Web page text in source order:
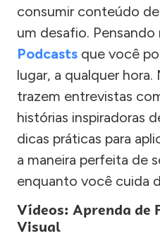
consumir conteúdo
um desafio. Pensando
Podcasts que você
lugar, a qualquer
trazem entrevistas
histórias inspiradoras
dicas práticas para
a maneira perfeita de
enquanto você cuida
Vídeos: Aprenda de
Visual